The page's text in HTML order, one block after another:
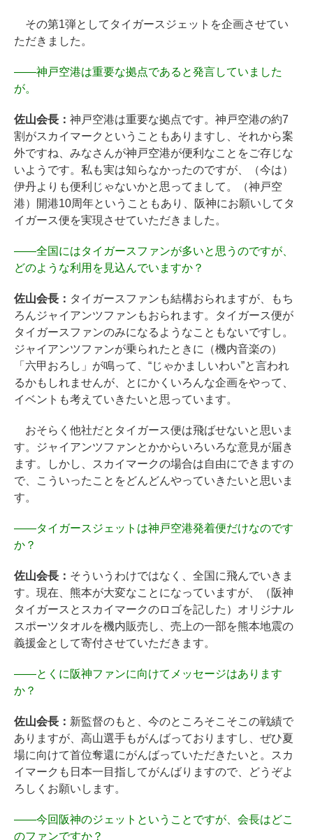
その第1弾としてタイガースジェットを企画させてい
ただきました。
――神戸空港は重要な拠点であると発言していました
が。
佐山会長： 神戸空港は重要な拠点です。神戸空港の約7
割がスカイマークということもありますし、それから案
外ですね、みなさんが神戸空港が便利なことをご存じな
いようです。私も実は知らなかったのですが、（今は）
伊丹よりも便利じゃないかと思ってまして。（神戸空
港）開港10周年ということもあり、阪神にお願いしてタ
イガース便を実現させていただきました。
――全国にはタイガースファンが多いと思うのですが、
どのような利用を見込んでいますか？
佐山会長： タイガースファンも結構おられますが、もち
ろんジャイアンツファンもおられます。タイガース便が
タイガースファンのみになるようなこともないですし。
ジャイアンツファンが乗られたときに（機内音楽の）
「六甲おろし」が鳴って、“じゃかましいわい”と言われ
るかもしれませんが、とにかくいろんな企画をやって、
イベントも考えていきたいと思っています。
おそらく他社だとタイガース便は飛ばせないと思いま
す。ジャイアンツファンとかからいろいろな意見が届き
ます。しかし、スカイマークの場合は自由にできますの
で、こういったことをどんどんやっていきたいと思いま
す。
――タイガースジェットは神戸空港発着便だけなのです
か？
佐山会長： そういうわけではなく、全国に飛んでいきま
す。現在、熊本が大変なことになっていますが、（阪神
タイガースとスカイマークのロゴを記した）オリジナル
スポーツタオルを機内販売し、売上の一部を熊本地震の
義援金として寄付させていただきます。
――とくに阪神ファンに向けてメッセージはあります
か？
佐山会長： 新監督のもと、今のところそこそこの戦績で
ありますが、高山選手もがんばっておりますし、ぜひ夏
場に向けて首位奪還にがんばっていただきたいと。スカ
イマークも日本一目指してがんばりますので、どうぞよ
ろしくお願いします。
――今回阪神のジェットということですが、会長はどこ
のファンですか？